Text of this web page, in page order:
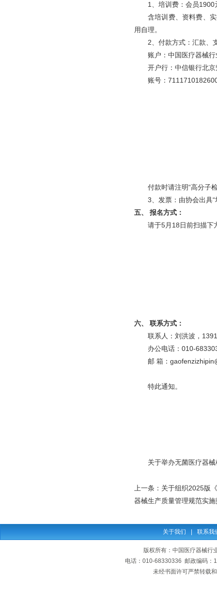
1、培训费：会员
含培训费、资料费、
用自理。
2、付款方式：汇款、
账户：中国医疗器械
开户行：中信银行北
账号：
付款时请注明“高分子
3、发票：由协会出具
五、 报名方式：
请于5月18日前扫描下
六、 联系方式：
联系人：刘洪波，
办公电话：010-
邮 箱：
特此通知。
关于举办无菌医疗器
上一条： 关于组织2025版
器械生产质量管理规范实
关于我们 联系我
版权所有：中国医疗器械行
电话：010-68330336 邮政编码：
未经书面许可严禁转载